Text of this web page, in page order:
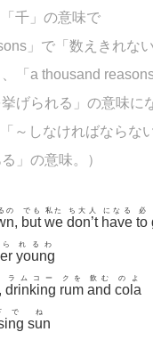
千」の意味で
」で「数えきれな
「a thousand
げられる」の意味に
「～しなければならな
」の意味。）
の
, but
でも
we
私た
don’t
ち大人
have
になる
to
必
young
れるわ
, drinking
ラムコー
rum
クを
and
飲む
cola
のよ
で
sun
ね